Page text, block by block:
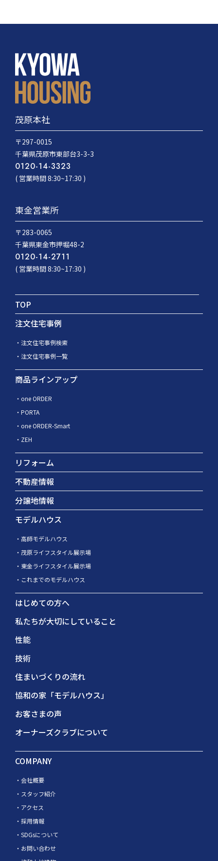
茂原本社
〒297-0015
千葉県茂原市東部台3-3-3
0120-14-3323
( 営業時間 8:30~17:30 )
東金営業所
〒283-0065
千葉県東金市押堀48-2
0120-14-2711
( 営業時間 8:30~17:30 )
TOP
注文住宅事例
注文住宅事例検索
注文住宅事例一覧
商品ラインアップ
one ORDER
PORTA
one ORDER-Smart
ZEH
リフォーム
不動産情報
分譲地情報
モデルハウス
高師モデルハウス
茂原ライフスタイル展示場
東金ライフスタイル展示場
これまでのモデルハウス
はじめての方へ
私たちが大切にしていること
性能
技術
住まいづくりの流れ
協和の家「モデルハウス」
お客さまの声
オーナーズクラブについて
COMPANY
会社概要
スタッフ紹介
アクセス
採用情報
SDGsについて
お問い合わせ